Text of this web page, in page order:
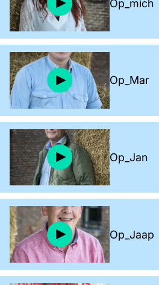
Op_mich
Op_Mar
Op_Jan
Op_Jaap